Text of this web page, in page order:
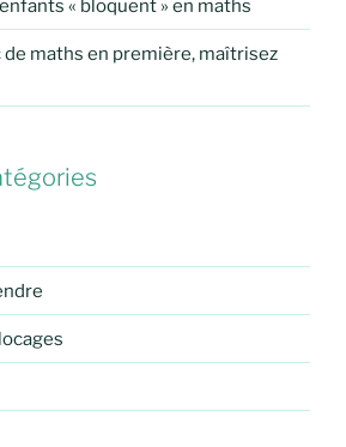
« bloquent » en maths
de maths en première, maîtrisez